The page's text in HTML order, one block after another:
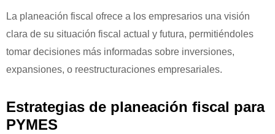
La planeación fiscal ofrece a los empresarios una visión
clara de su situación fiscal actual y futura, permitiéndoles
tomar decisiones más informadas sobre inversiones,
expansiones, o reestructuraciones empresariales.
Estrategias de planeación fiscal para
PYMES